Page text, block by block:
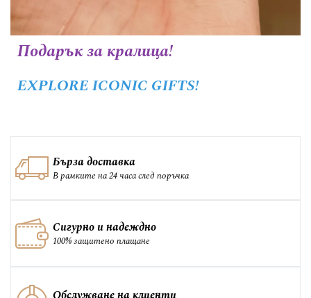
Подарък за кралица!
EXPLORE ICONIC GIFTS!
Бърза доставка
В рамките на 24 часа след поръчка
Сигурно и надеждно
100% защитено плащане